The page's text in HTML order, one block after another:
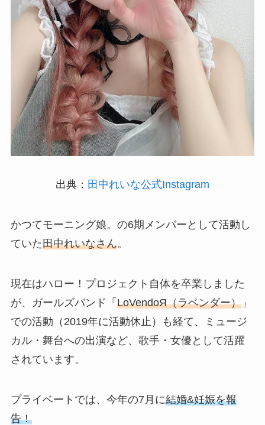
出典： 田中れいな公式Instagram
かつてモーニング娘。の6期メンバーとして活動し
ていた田中れいなさん。
現在はハロー！プロジェクト自体を卒業しました
が、ガールズバンド「 LoVendoЯ（ラベンダー）」
での活動（2019年に活動休止）も経て、ミュージ
カル・舞台への出演など、歌手・女優として活躍
されています。
プライベートでは、今年の7月に結婚&妊娠を報
告！